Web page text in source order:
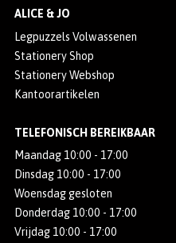
ALICE & JO
Legpuzzels Volwassenen
Stationery Shop
Stationery Webshop
Kantoorartikelen
TELEFONISCH BEREIKBAAR
Maandag 10:00 - 17:00
Dinsdag 10:00 - 17:00
Woensdag gesloten
Donderdag 10:00 - 17:00
Vrijdag 10:00 - 17:00